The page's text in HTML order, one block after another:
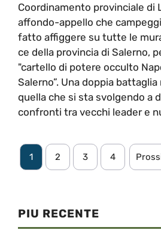
Coordinamento provinciale di
affondo-appello che
fatto affiggere su tutte le
ce della provincia di Salerno,
"cartello di potere occulto
Salerno”. Una doppia
quella che si sta svolgendo a
confronti tra vecchi leader e
1 2 3 4
PIU RECENTE